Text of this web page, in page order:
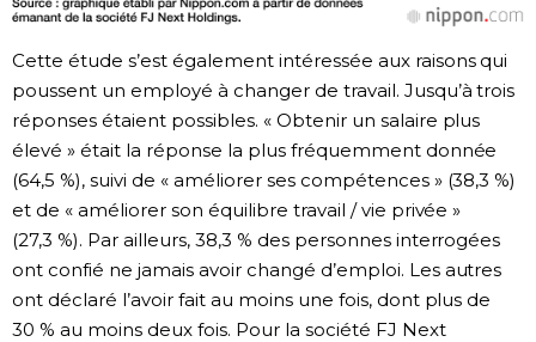
Cette étude s’est également intéressée aux raisons qui
poussent un employé à changer de travail. Jusqu’à trois
réponses étaient possibles. « Obtenir un salaire plus
élevé » était la réponse la plus fréquemment donnée
(64,5 %), suivi de « améliorer ses compétences » (38,3 %)
et de « améliorer son équilibre travail / vie privée »
(27,3 %). Par ailleurs, 38,3 % des personnes interrogées
ont confié ne jamais avoir changé d’emploi. Les autres
ont déclaré l’avoir fait au moins une fois, dont plus de
30 % au moins deux fois. Pour la société FJ Next